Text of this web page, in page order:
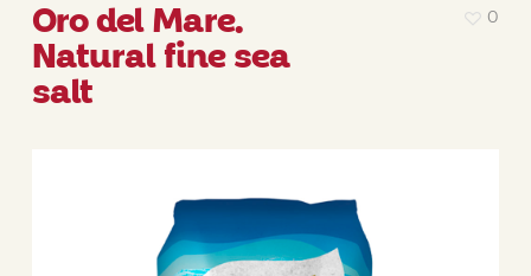
Oro del Mare.
Natural fine sea
salt
0